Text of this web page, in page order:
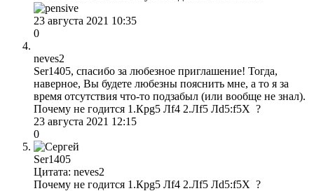
23 августа 2021 10:35
0
neves2
Ser1405, спасибо за любезное приглашение! Тогда,
наверное, Вы будете любезны пояснить мне, а то я за
время отсутствия что-то подзабыл (или вообще не знал).
Почему не годится 1.Крg5 Лf4 2.Лf5 Лd5:f5X ?
23 августа 2021 12:15
0
Ser1405
Цитата: neves2
Почему не годится 1.Крg5 Лf4 2.Лf5 Лd5:f5X ?